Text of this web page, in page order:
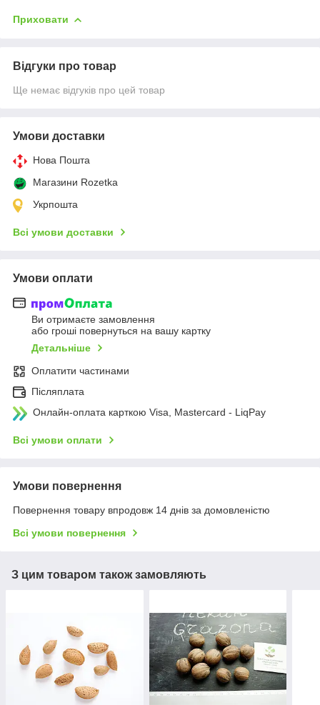
Приховати
Відгуки про товар
Ще немає відгуків про цей товар
Умови доставки
Нова Пошта
Магазини Rozetka
Укрпошта
Всі умови доставки
Умови оплати
Ви отримаєте замовлення
або гроші повернуться на вашу картку
Детальніше
Оплатити частинами
Післяплата
Онлайн-оплата карткою Visa, Mastercard - LiqPay
Всі умови оплати
Умови повернення
Повернення товару впродовж 14 днів за домовленістю
Всі умови повернення
З цим товаром також замовляють